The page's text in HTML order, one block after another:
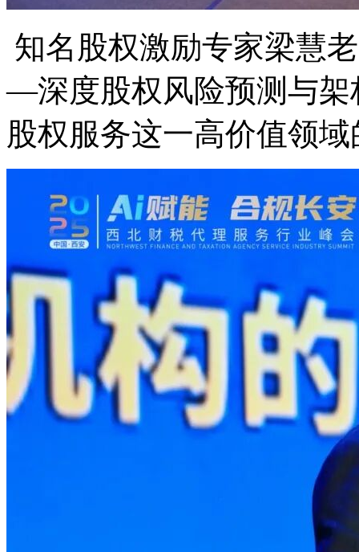
知名股权激励专家梁慧
—深度股权风险预测与架
股权服务这一高价值领